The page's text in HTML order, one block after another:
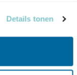
Details tonen
acties en tips